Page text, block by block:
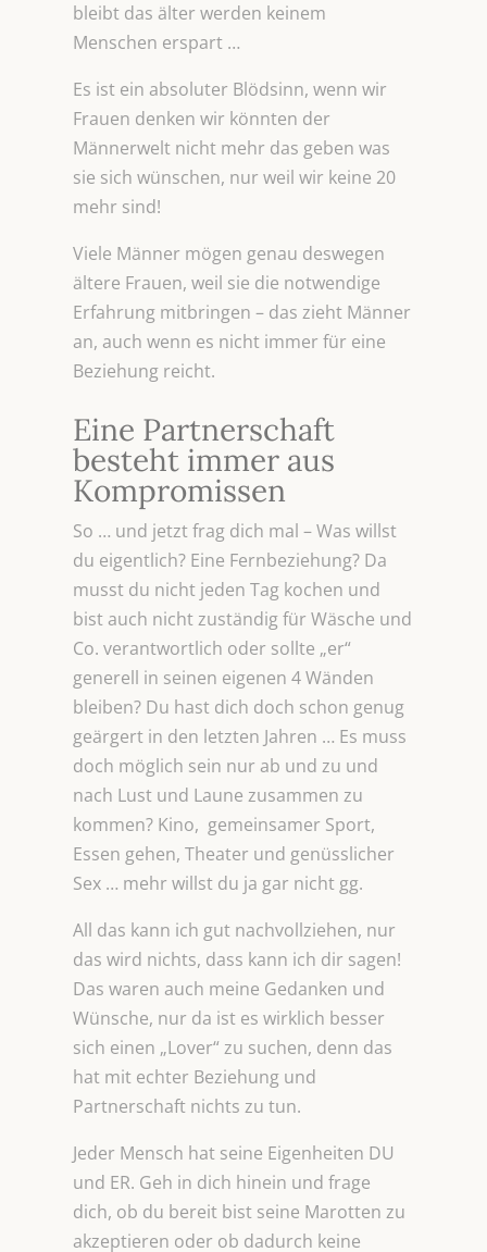
bleibt das älter werden keinem
Menschen erspart …
Es ist ein absoluter Blödsinn, wenn wir
Frauen denken wir könnten der
Männerwelt nicht mehr das geben was
sie sich wünschen, nur weil wir keine 20
mehr sind!
Viele Männer mögen genau deswegen
ältere Frauen, weil sie die notwendige
Erfahrung mitbringen – das zieht Männer
an, auch wenn es nicht immer für eine
Beziehung reicht.
Eine Partnerschaft
besteht immer aus
Kompromissen
So … und jetzt frag dich mal – Was willst
du eigentlich? Eine Fernbeziehung? Da
musst du nicht jeden Tag kochen und
bist auch nicht zuständig für Wäsche und
Co. verantwortlich oder sollte „er“
generell in seinen eigenen 4 Wänden
bleiben? Du hast dich doch schon genug
geärgert in den letzten Jahren … Es muss
doch möglich sein nur ab und zu und
nach Lust und Laune zusammen zu
kommen? Kino, gemeinsamer Sport,
Essen gehen, Theater und genüsslicher
Sex … mehr willst du ja gar nicht gg.
All das kann ich gut nachvollziehen, nur
das wird nichts, dass kann ich dir sagen!
Das waren auch meine Gedanken und
Wünsche, nur da ist es wirklich besser
sich einen „Lover“ zu suchen, denn das
hat mit echter Beziehung und
Partnerschaft nichts zu tun.
Jeder Mensch hat seine Eigenheiten DU
und ER. Geh in dich hinein und frage
dich, ob du bereit bist seine Marotten zu
akzeptieren oder ob dadurch keine